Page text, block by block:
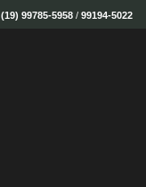
(19) 99785-5958 / 99194-5022